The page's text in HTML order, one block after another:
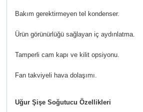
Bakım gerektirmeyen tel kondenser.
Ürün görünürlüğü sağlayan iç aydınlatma.
Tamperli cam kapı ve kilit opsiyonu.
Fan takviyeli hava dolaşımı.
Uğur Şişe Soğutucu Özellikleri